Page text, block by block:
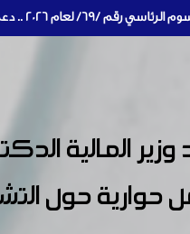
في إطار مسار التعافي الاقتصادي وإعادة تنشيط الإنتاج
المالية
حوارية حول